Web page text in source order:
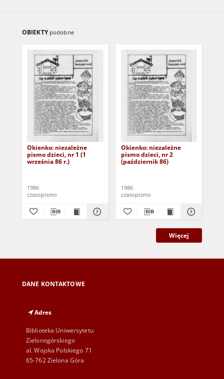
OBIEKTY podobne
Okienko: niezależne
pismo dzieci, nr 1 (1
września 86 r.)
1986
czasopismo
Okienko: niezależne
pismo dzieci, nr 2
(październik 86)
1986
czasopismo
Więcej
DANE KONTAKTOWE
Adres
Biblioteka Uniwersytetu
Zielonogórskiego
al. Wojska Polskiego 71
65-762 Zielona Góra